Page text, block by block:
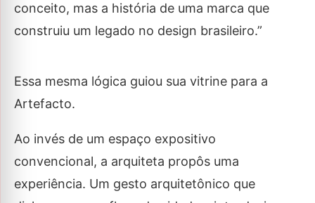
conceito, mas a história de uma marca que
construiu um legado no design brasileiro.”
Essa mesma lógica guiou sua vitrine para a
Artefacto.
Ao invés de um espaço expositivo
convencional, a arquiteta propôs uma
experiência. Um gesto arquitetônico que